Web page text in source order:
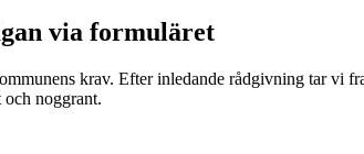
via formuläret
krav. Efter inledande rådgivning tar vi
noggrant.